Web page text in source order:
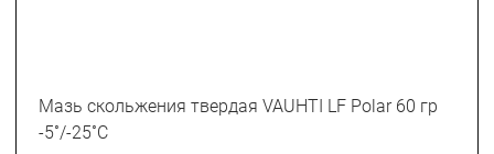
Мазь скольжения твердая VAUHTI LF Polar 60 гр
-5˚/-25˚С